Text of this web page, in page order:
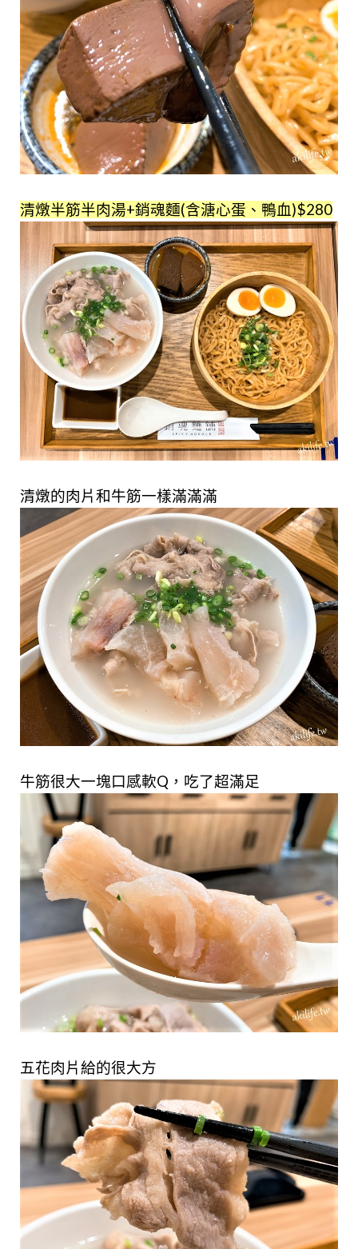
清燉半筋半肉湯+銷魂麵(含溏心蛋、鴨血)$280
清燉的肉片和牛筋一樣滿滿滿
牛筋很大一塊口感軟Q，吃了超滿足
五花肉片給的很大方